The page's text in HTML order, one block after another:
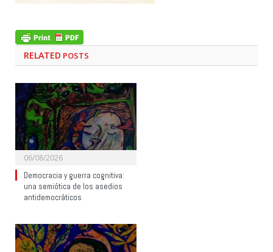
RELATED POSTS
06/08/2026
Democracia y guerra cognitiva:
una semiótica de los asedios
antidemocráticos